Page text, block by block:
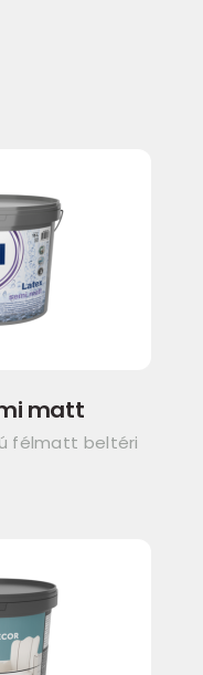
matt
félmatt beltéri